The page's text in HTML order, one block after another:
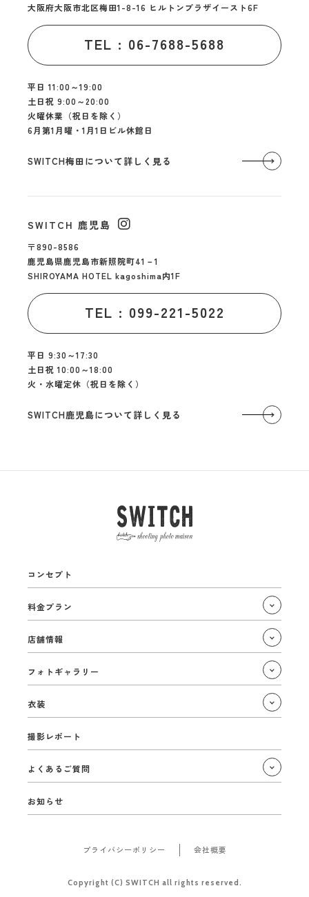
大阪府大阪市北区梅田1-8-16 ヒルトンプラザイースト6F
TEL : 06-7688-5688
平日 11:00～19:00
土日祝 9:00～20:00
火曜休業（祝日を除く）
6月第1月曜・1月1日ビル休館日
SWITCH梅田について詳しく見る
SWITCH 鹿児島
〒890-8586
鹿児島県鹿児島市新照院町41－1
SHIROYAMA HOTEL kagoshima内1F
TEL : 099-221-5022
平日 9:30～17:30
土日祝 10:00～18:00
火・水曜定休（祝日を除く）
SWITCH鹿児島について詳しく見る
コンセプト
料金プラン
店舗情報
フォトギャラリー
衣装
撮影レポート
よくあるご質問
お知らせ
プライバシーポリシー 会社概要
Copyright (C) SWITCH all rights reserved.